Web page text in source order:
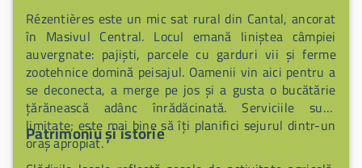
Rézentières este un mic sat rural din Cantal, ancorat
în Masivul Central. Locul emană liniștea câmpiei
auvergnate: pajiști, parcele cu garduri vii și ferme
zootehnice domină peisajul. Oamenii vin aici pentru a
se deconecta, a merge pe jos și a gusta o bucătărie
țărănească adânc înrădăcinată. Serviciile sunt
limitate; este mai bine să îți planifici sejurul dintr-un
oraș apropiat.
Patrimoniu și istorie